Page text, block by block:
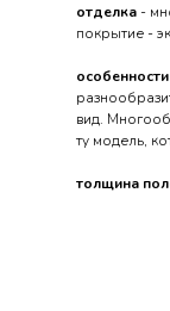
отделка -
покрытие -
особенности
вид.
ту модель,
толщина